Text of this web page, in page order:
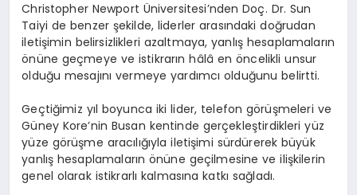
Christopher Newport Üniversitesi’nden Doç. Dr. Sun
Taiyi de benzer şekilde, liderler arasındaki doğrudan
iletişimin belirsizlikleri azaltmaya, yanlış hesaplamaların
önüne geçmeye ve istikrarın hâlâ en öncelikli unsur
olduğu mesajını vermeye yardımcı olduğunu belirtti.
Geçtiğimiz yıl boyunca iki lider, telefon görüşmeleri ve
Güney Kore’nin Busan kentinde gerçekleştirdikleri yüz
yüze görüşme aracılığıyla iletişimi sürdürerek büyük
yanlış hesaplamaların önüne geçilmesine ve ilişkilerin
genel olarak istikrarlı kalmasına katkı sağladı.